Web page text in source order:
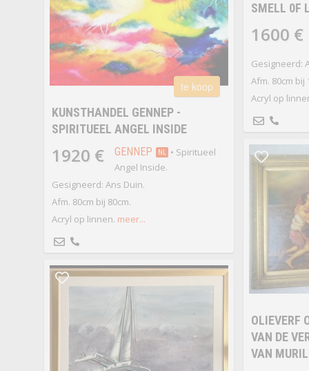
SMELL 0F
1600 €
Gesigneerd:
Afm. 80cm bij
Acryl op
te koop
KUNSTHANDEL GENNEP -
SPIRITUEEL ANGEL INSIDE
1920 € GENNEP NL • Spiritueel
Angel Inside.
Gesigneerd: Ans Duin.
Afm. 80cm bij 80cm.
Acryl op linnen. meer...
OLIEVERF
VAN DE
VAN